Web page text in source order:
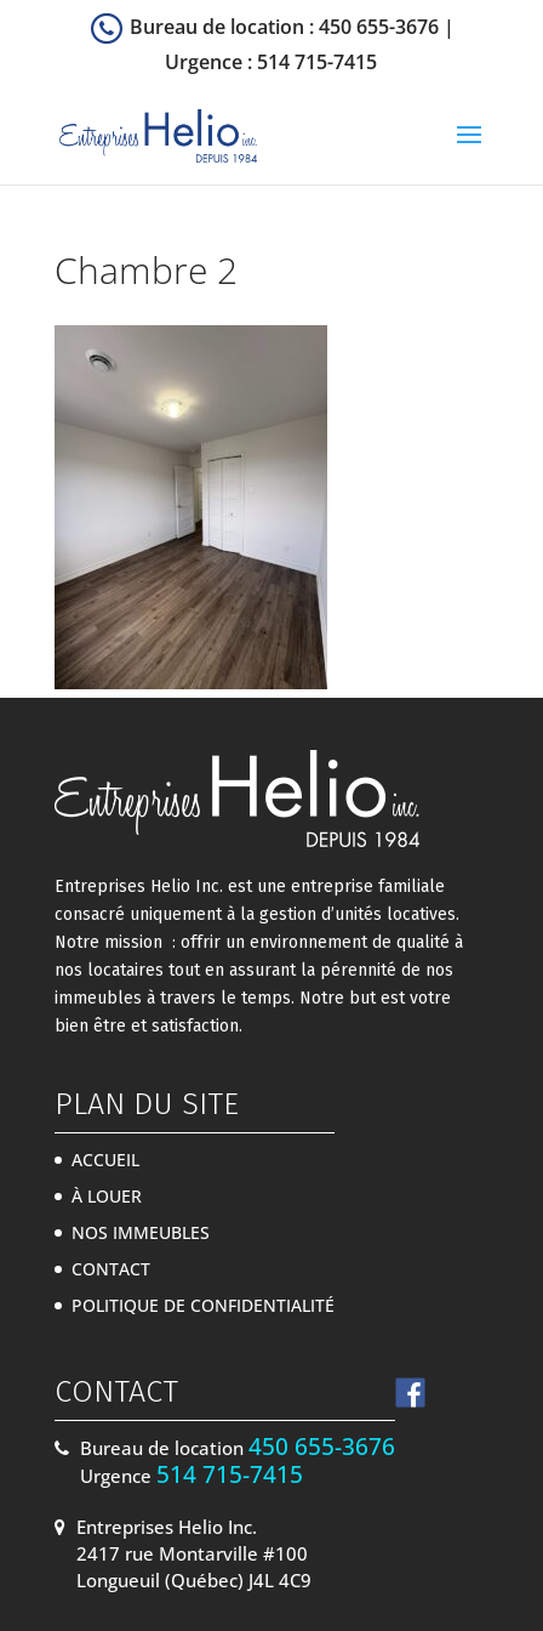
Bureau de location :450 655-3676|
Urgence : 514 715-7415
Chambre 2
Entreprises Helio Inc. est une entreprise familiale
consacré uniquement à la gestion d’unités locatives.
Notre mission : offrir un environnement de qualité à
nos locataires tout en assurant la pérennité de nos
immeubles à travers le temps. Notre but est votre
bien être et satisfaction.
PLAN DU SITE
ACCUEIL
À LOUER
NOS IMMEUBLES
CONTACT
POLITIQUE DE CONFIDENTIALITÉ
CONTACT
Bureau de location 450 655-3676
Urgence 514 715-7415
Entreprises Helio Inc.
2417 rue Montarville #100
Longueuil (Québec) J4L 4C9